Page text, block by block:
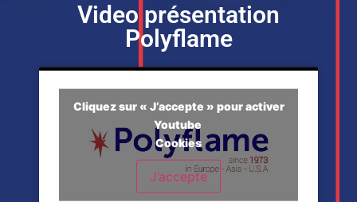
Video présentation
Polyflame
Cliquez sur « J’accepte » pour activer
Youtube
Cookies
J’accepte